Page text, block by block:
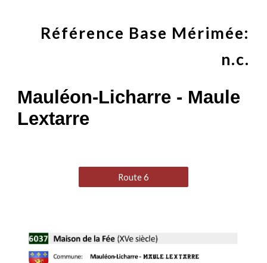
Référence Base Mérimée:
n.c.
Mauléon-Licharre - Maule
Lextarre
Route 6